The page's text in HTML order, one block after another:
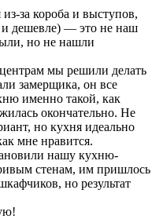
за короба и выступов,
и дешевле) — это не наш
но не нашли
мы решили делать
замерщика, он все
именно такой, как
окончательно. Не
но кухня идеально
мне нравится.
нашу кухню-
стенам, им пришлось
но результат